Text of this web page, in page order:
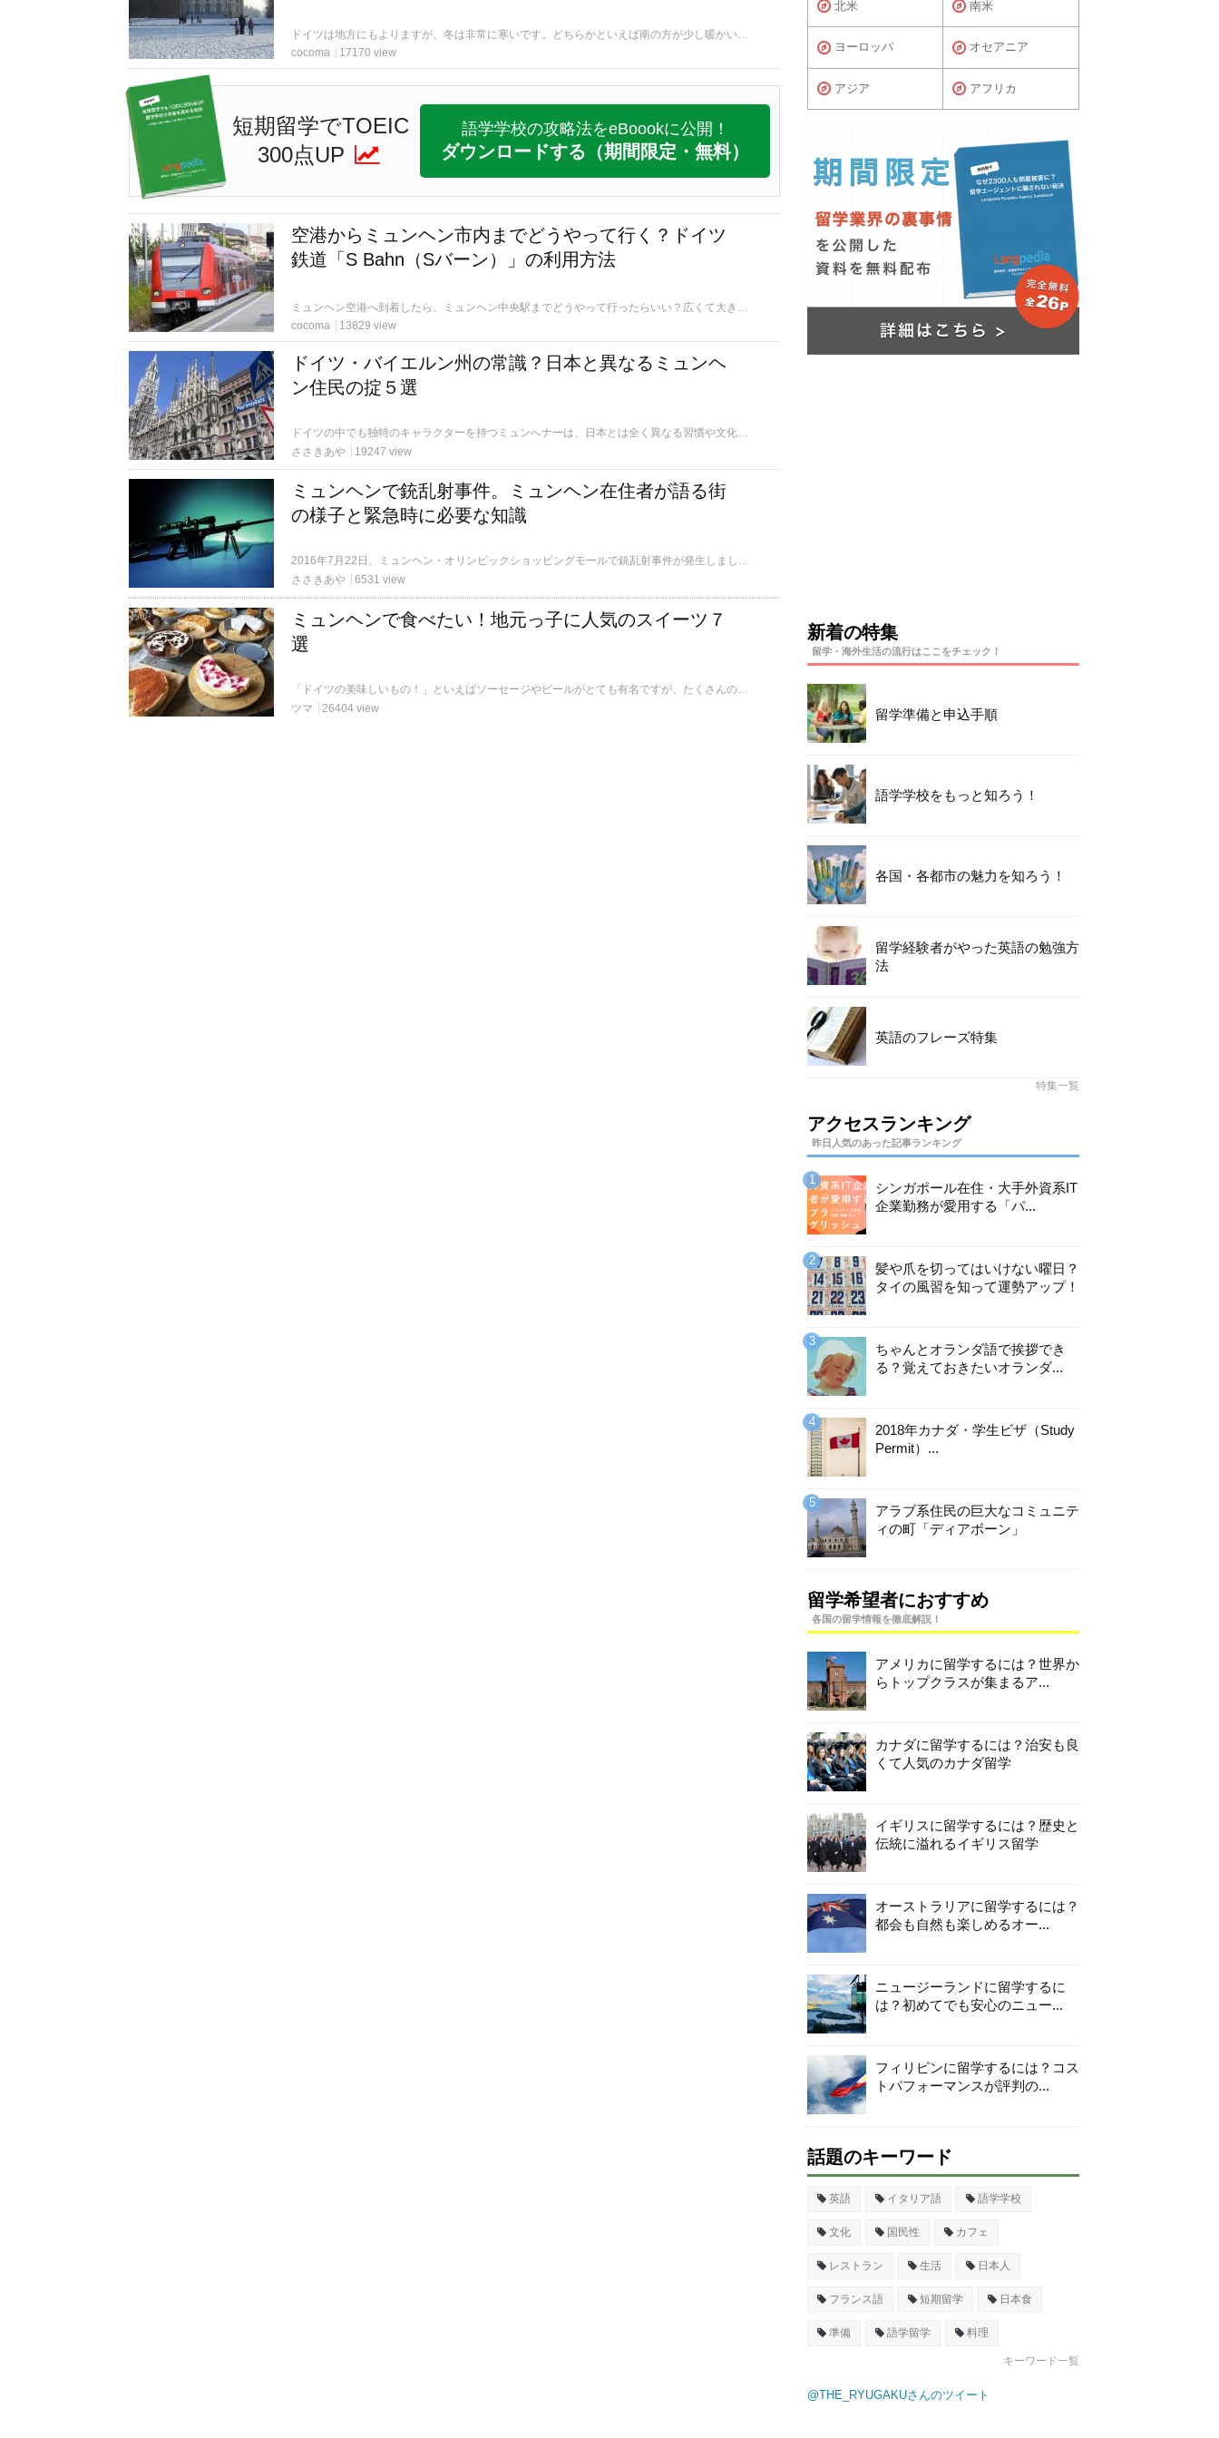
ドイツは地方にもよりますが、冬は非常に寒いです。どちらかといえば南の方が少し暖かいのかなと思っていましたが、逆にアルプスに近い南の方が寒いとのこと。ここでは、ミュンヘンおよびシュバルツ・バルトの冬の様子と合わせて、冬の服や靴についてまとめてみました。
cocoma
17170 view
短期留学でTOEIC
300点UP
語学学校の攻略法をeBoookに公開！
ダウンロードする （期間限定・無料）
空港からミュンヘン市内までどうやって行く？ドイツ
鉄道「S Bahn（Sバーン）」の利用方法
ミュンヘン空港へ到着したら、ミュンヘン中央駅までどうやって行ったらいい？広くて大きい空港内で、大きな荷物を持って移動するのは大変ですよね。筆者は空港からステイ先へ行くために、ミュンヘン駅まで自力で行く必要があり大変でした。そこで今回はドイツでの駅利用の仕方などをご紹介します。
cocoma
13829 view
ドイツ・バイエルン州の常識？日本と異なるミュンヘ
ン住民の掟５選
ドイツの中でも独特のキャラクターを持つミュンへナーは、日本とは全く異なる習慣や文化があります。そんなミュンヘン住民の少し変わった常識をご紹介します。
ささきあや
19247 view
ミュンヘンで銃乱射事件。ミュンヘン在住者が語る街
の様子と緊急時に必要な知識
2016年7月22日、ミュンヘン・オリンピックショッピングモールで銃乱射事件が発生しました。ミュンヘン在住の私が体験したことと、実際にテロや事件が発生したときに必要な知識をお伝えします。
ささきあや
6531 view
ミュンヘンで食べたい！地元っ子に人気のスイーツ７
選
「ドイツの美味しいもの！」といえばソーセージやビールがとても有名ですが、たくさんの美味しいスイーツがあるってご存知ですか？ぜひ知っておきたいドイツ・ミュンヘンのスイーツをご紹介します。
ツマ
26404 view
北米 南米
ヨーロッパ オセアニア
アジア アフリカ
新着の特集
留学・海外生活の流行はここをチェック！
留学準備と申込手順
語学学校をもっと知ろう！
各国・各都市の魅力を知ろう！
留学経験者がやった英語の勉強方
法
英語のフレーズ特集
特集一覧
アクセスランキング
昨日人気のあった記事ランキング
シンガポール在住・大手外資系IT
企業勤務が愛用する「パ...
髪や爪を切ってはいけない曜日？
タイの風習を知って運勢アップ！
ちゃんとオランダ語で挨拶でき
る？覚えておきたいオランダ...
2018年カナダ・学生ビザ（Study
Permit）...
アラブ系住民の巨大なコミュニテ
ィの町「ディアボーン」
留学希望者におすすめ
各国の留学情報を徹底解説！
アメリカに留学するには？世界か
らトップクラスが集まるア...
カナダに留学するには？治安も良
くて人気のカナダ留学
イギリスに留学するには？歴史と
伝統に溢れるイギリス留学
オーストラリアに留学するには？
都会も自然も楽しめるオー...
ニュージーランドに留学するに
は？初めてでも安心のニュー...
フィリピンに留学するには？コス
トパフォーマンスが評判の...
話題のキーワード
英語 イタリア語 語学学校
文化 国民性 カフェ
レストラン 生活 日本人
フランス語 短期留学 日本食
準備 語学留学 料理
キーワード一覧
@THE_RYUGAKUさんのツイート